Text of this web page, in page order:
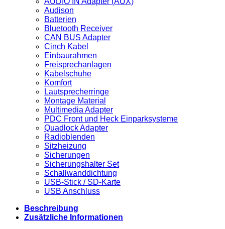
Audison
Batterien
Bluetooth Receiver
CAN BUS Adapter
Cinch Kabel
Einbaurahmen
Freisprechanlagen
Kabelschuhe
Komfort
Lautsprecherringe
Montage Material
Multimedia Adapter
PDC Front und Heck Einparksysteme
Quadlock Adapter
Radioblenden
Sitzheizung
Sicherungen
Sicherungshalter Set
Schallwanddichtung
USB-Stick / SD-Karte
USB Anschluss
Beschreibung
Zusätzliche Informationen